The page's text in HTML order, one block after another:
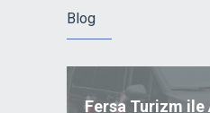
Blog